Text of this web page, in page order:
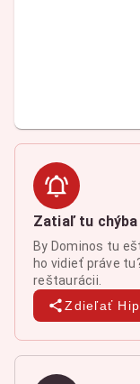
Zatiaľ tu chýba
By Dominos tu
ho vidieť práve
reštaurácii.
Zdieľať